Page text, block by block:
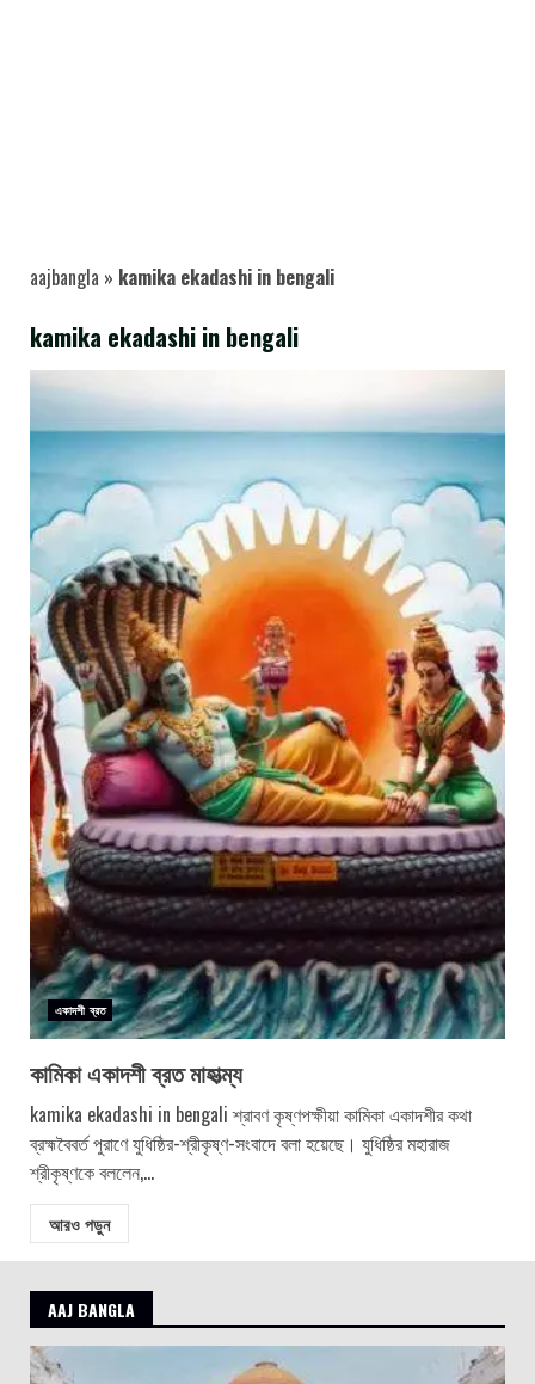
aajbangla » kamika ekadashi in bengali
kamika ekadashi in bengali
একাদশী ব্রত
কামিকা একাদশী ব্রত মাহাত্ম্য
kamika ekadashi in bengali শ্রাবণ কৃষ্ণপক্ষীয়া কামিকা একাদশীর কথা
ব্রহ্মবৈবর্ত পুরাণে যুধিষ্ঠির-শ্রীকৃষ্ণ-সংবাদে বলা হয়েছে। যুধিষ্ঠির মহারাজ
শ্রীকৃষ্ণকে বললেন,...
আরও পড়ুন
AAJ BANGLA